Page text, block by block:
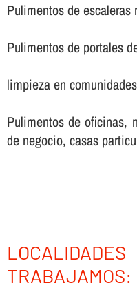
Pulimentos de escaleras
Pulimentos de portales
limpieza en
Pulimentos de oficinas,
de negocio, casas
TRABAJAMOS: